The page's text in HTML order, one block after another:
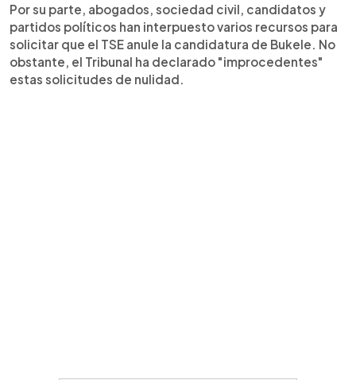
Por su parte, abogados, sociedad civil, candidatos y
partidos políticos han interpuesto varios recursos para
solicitar que el TSE anule la candidatura de Bukele. No
obstante, el Tribunal ha declarado "improcedentes"
estas solicitudes de nulidad.